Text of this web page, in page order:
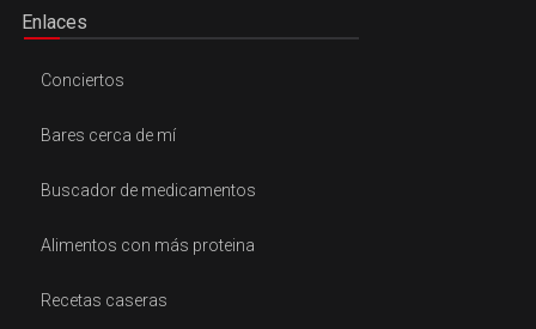
Enlaces
Conciertos
Bares cerca de mí
Buscador de medicamentos
Alimentos con más proteina
Recetas caseras